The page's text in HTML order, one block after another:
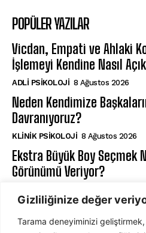
Gizliliğinize değer
Tarama deneyiminizi
POPÜLER YAZILAR
Vicdan, Empati ve Ahlaki
İşlemeyi Kendine Nasıl
ADLI PSIKOLOJI 8 Ağustos 2026
Neden Kendimize
Davranıyoruz?
KLINIK PSIKOLOJI 8 Ağustos 2026
Ekstra Büyük Boy Seçmek
Görünümü Veriyor?
ABONE OL